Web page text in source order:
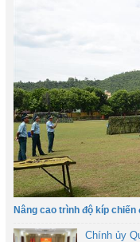
Nâng cao trình độ kíp
Chính ủy